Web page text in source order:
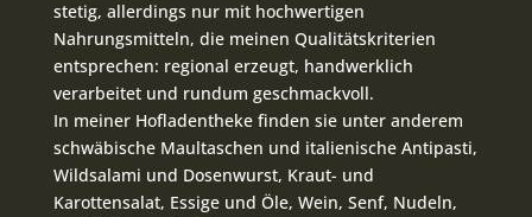
stetig, allerdings nur mit hochwertigen
Nahrungsmitteln, die meinen Qualitätskriterien
entsprechen: regional erzeugt, handwerklich
verarbeitet und rundum geschmackvoll.
In meiner Hofladentheke finden sie unter anderem
schwäbische Maultaschen und italienische Antipasti,
Wildsalami und Dosenwurst, Kraut- und
Karottensalat, Essige und Öle, Wein, Senf, Nudeln,